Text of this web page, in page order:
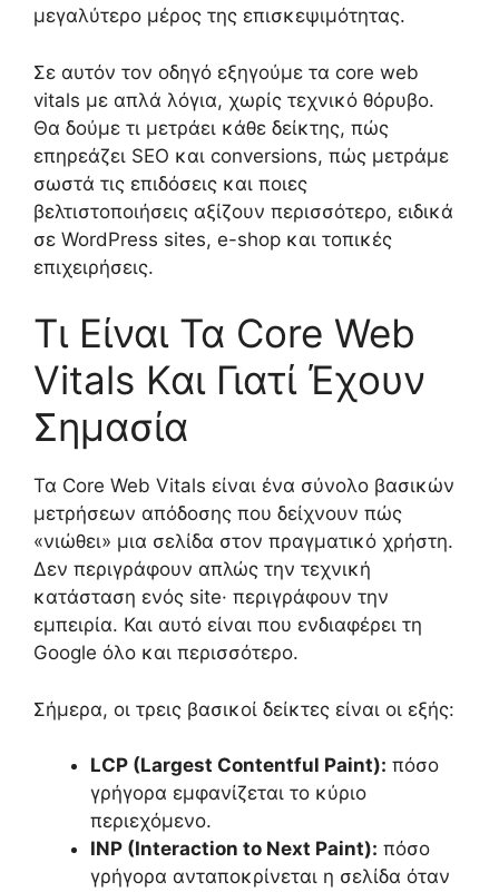
μεγαλύτερο μέρος της επισκεψιμότητας.
Σε αυτόν τον οδηγό εξηγούμε τα core web
vitals με απλά λόγια, χωρίς τεχνικό θόρυβο.
Θα δούμε τι μετράει κάθε δείκτης, πώς
επηρεάζει SEO και conversions, πώς μετράμε
σωστά τις επιδόσεις και ποιες
βελτιστοποιήσεις αξίζουν περισσότερο, ειδικά
σε WordPress sites, e-shop και τοπικές
επιχειρήσεις.
Τι Είναι Τα Core Web
Vitals Και Γιατί Έχουν
Σημασία
Τα Core Web Vitals είναι ένα σύνολο βασικών
μετρήσεων απόδοσης που δείχνουν πώς
«νιώθει» μια σελίδα στον πραγματικό χρήστη.
Δεν περιγράφουν απλώς την τεχνική
κατάσταση ενός site· περιγράφουν την
εμπειρία. Και αυτό είναι που ενδιαφέρει τη
Google όλο και περισσότερο.
Σήμερα, οι τρεις βασικοί δείκτες είναι οι εξής:
LCP (Largest Contentful Paint): πόσο
γρήγορα εμφανίζεται το κύριο
περιεχόμενο.
INP (Interaction to Next Paint): πόσο
γρήγορα ανταποκρίνεται η σελίδα όταν